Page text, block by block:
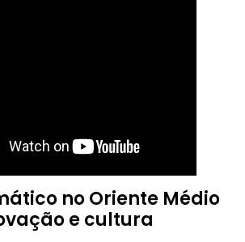
no Oriente Médio
e cultura